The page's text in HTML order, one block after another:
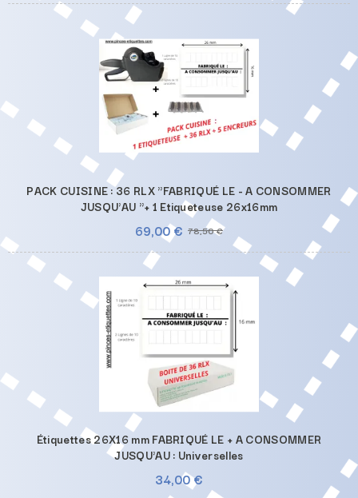
PACK CUISINE : 36 RLX "FABRIQUÉ LE - A CONSOMMER
JUSQU'AU "+ 1 Etiqueteuse 26x16mm
69,00 € 78,50 €
Étiquettes 26X16 mm FABRIQUÉ LE + A CONSOMMER
JUSQU'AU : Universelles
34,00 €